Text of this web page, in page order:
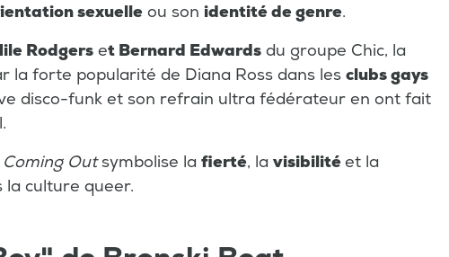
sexuelle ou son identité de genre.
Rodgers et Bernard Edwards du groupe Chic, la
la forte popularité de Diana Ross dans les clubs gays
disco-funk et son refrain ultra fédérateur en ont fait
Coming Outsymbolise la fierté, la visibilitéet la
la culture queer.